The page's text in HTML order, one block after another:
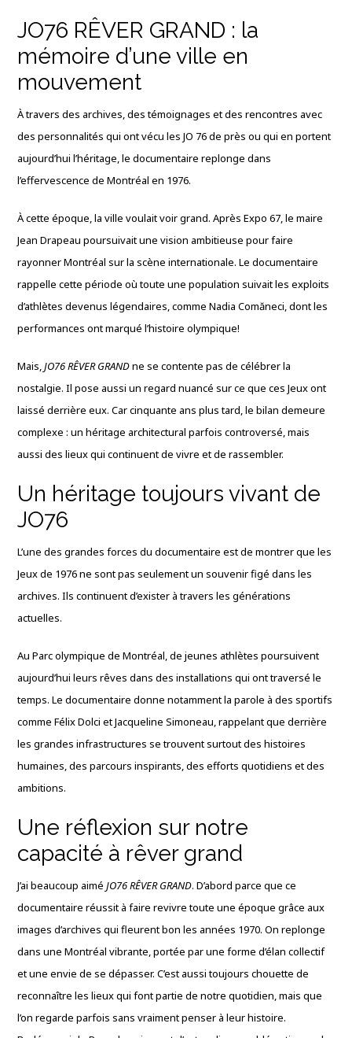
JO76 RÊVER GRAND : la
mémoire d’une ville en
mouvement
À travers des archives, des témoignages et des rencontres avec
des personnalités qui ont vécu les JO 76 de près ou qui en portent
aujourd’hui l’héritage, le documentaire replonge dans
l’effervescence de Montréal en 1976.
À cette époque, la ville voulait voir grand. Après Expo 67, le maire
Jean Drapeau poursuivait une vision ambitieuse pour faire
rayonner Montréal sur la scène internationale. Le documentaire
rappelle cette période où toute une population suivait les exploits
d’athlètes devenus légendaires, comme Nadia Comăneci, dont les
performances ont marqué l’histoire olympique!
Mais,JO76 RÊVER GRANDne se contente pas de célébrer la
nostalgie. Il pose aussi un regard nuancé sur ce que ces Jeux ont
laissé derrière eux. Car cinquante ans plus tard, le bilan demeure
complexe : un héritage architectural parfois controversé, mais
aussi des lieux qui continuent de vivre et de rassembler.
Un héritage toujours vivant de
JO76
L’une des grandes forces du documentaire est de montrer que les
Jeux de 1976 ne sont pas seulement un souvenir figé dans les
archives. Ils continuent d’exister à travers les générations
actuelles.
Au Parc olympique de Montréal, de jeunes athlètes poursuivent
aujourd’hui leurs rêves dans des installations qui ont traversé le
temps. Le documentaire donne notamment la parole à des sportifs
comme Félix Dolci et Jacqueline Simoneau, rappelant que derrière
les grandes infrastructures se trouvent surtout des histoires
humaines, des parcours inspirants, des efforts quotidiens et des
ambitions.
Une réflexion sur notre
capacité à rêver grand
J’ai beaucoup aiméJO76 RÊVER GRAND. D’abord parce que ce
documentaire réussit à faire revivre toute une époque grâce aux
images d’archives qui fleurent bon les années 1970. On replonge
dans une Montréal vibrante, portée par une forme d’élan collectif
et une envie de se dépasser. C’est aussi toujours chouette de
reconnaître les lieux qui font partie de notre quotidien, mais que
l’on regarde parfois sans vraiment penser à leur histoire.